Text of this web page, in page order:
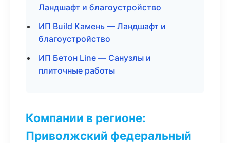
Ландшафт и благоустройство
ИП Build Камень — Ландшафт и
благоустройство
ИП Бетон Line — Санузлы и
плиточные работы
Компании в регионе:
Приволжский федеральный